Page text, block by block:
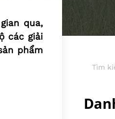
qua,
các giải
phẩm